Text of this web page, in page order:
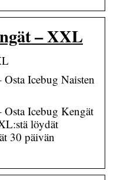
– XXL
Icebug Naisten
Icebug Kengät
löydät
30 päivän